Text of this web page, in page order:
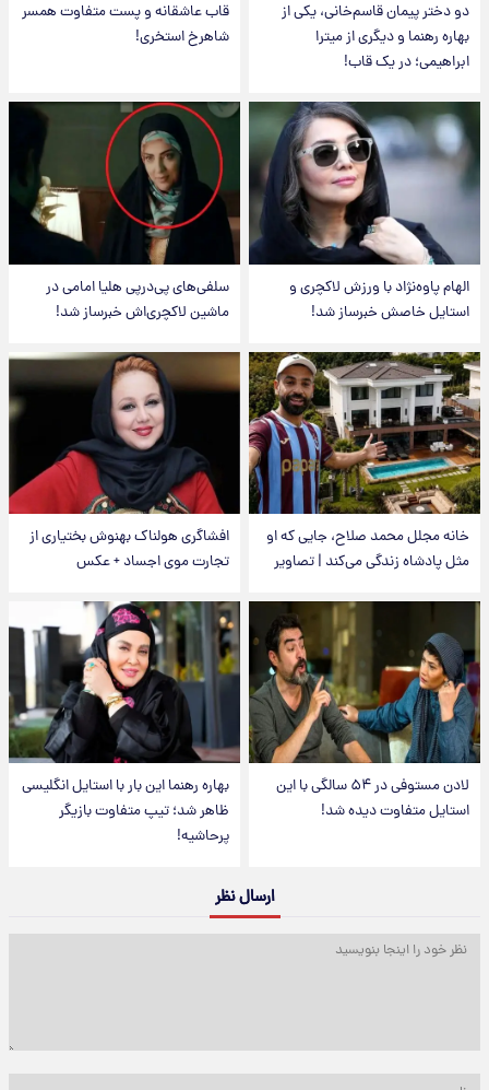
دو دختر پیمان قاسم‌خانی، یکی از
بهاره رهنما و دیگری از میترا
ابراهیمی؛ در یک قاب!
قاب عاشقانه و پست متفاوت همسر
شاهرخ استخری!
الهام پاوه‌نژاد با ورزش لاکچری و
استایل خاصش خبرساز شد!
سلفی‌های پی‌درپی هلیا امامی در
ماشین لاکچری‌اش خبرساز شد!
خانه مجلل محمد صلاح، جایی که او
مثل پادشاه زندگی می‌کند | تصاویر
افشاگری هولناک بهنوش بختیاری از
تجارت موی اجساد + عکس
لادن مستوفی در ۵۴ سالگی با این
استایل متفاوت دیده شد!
بهاره رهنما این بار با استایل انگلیسی
ظاهر شد؛ تیپ متفاوت بازیگر
پرحاشیه!
ارسال نظر